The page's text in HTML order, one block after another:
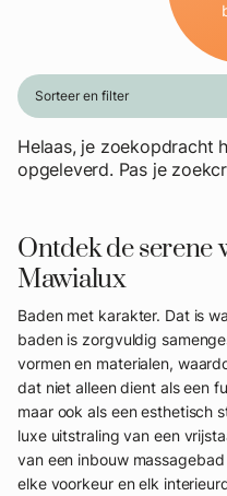
Sorteer en filter
Helaas, je zoekopdracht
opgeleverd. Pas je
Ontdek de serene
Mawialux
Baden met karakter. Dat is
baden is zorgvuldig
vormen en materialen,
dat niet alleen dient als een
maar ook als een esthetisch
luxe uitstraling van een
van een inbouw
elke voorkeur en elk